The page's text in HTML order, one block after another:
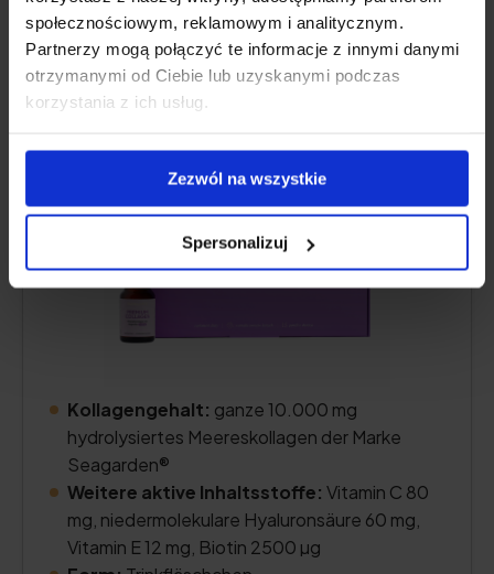
społecznościowym, reklamowym i analitycznym.
Partnerzy mogą połączyć te informacje z innymi danymi
otrzymanymi od Ciebie lub uzyskanymi podczas
korzystania z ich usług.
Zezwól na wszystkie
Spersonalizuj
Natu.Care Kolagen Premium Shot
10000 mg
5.0
Kollagengehalt: ganze 10.000 mg
hydrolysiertes Meereskollagen der Marke
Seagarden®
Weitere aktive Inhaltsstoffe: Vitamin C 80
mg, niedermolekulare Hyaluronsäure 60 mg,
Vitamin E 12 mg, Biotin 2500 µg